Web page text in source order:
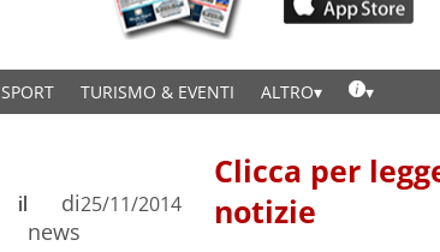
SPORT TURISMO & EVENTI ALTRO
di
news
il 25/11/2014
Clicca per
notizie